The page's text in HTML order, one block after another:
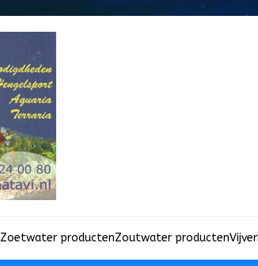
Zoetwater productenZoutwater productenVijver